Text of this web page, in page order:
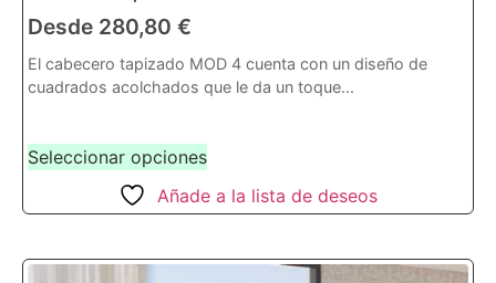
Desde 280,80 €
El cabecero tapizado MOD 4 cuenta con un diseño de
cuadrados acolchados que le da un toque...
Seleccionar opciones
Añade a la lista de deseos